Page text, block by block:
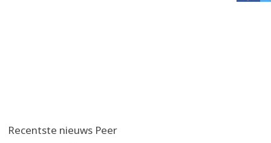
Recentste nieuws Peer